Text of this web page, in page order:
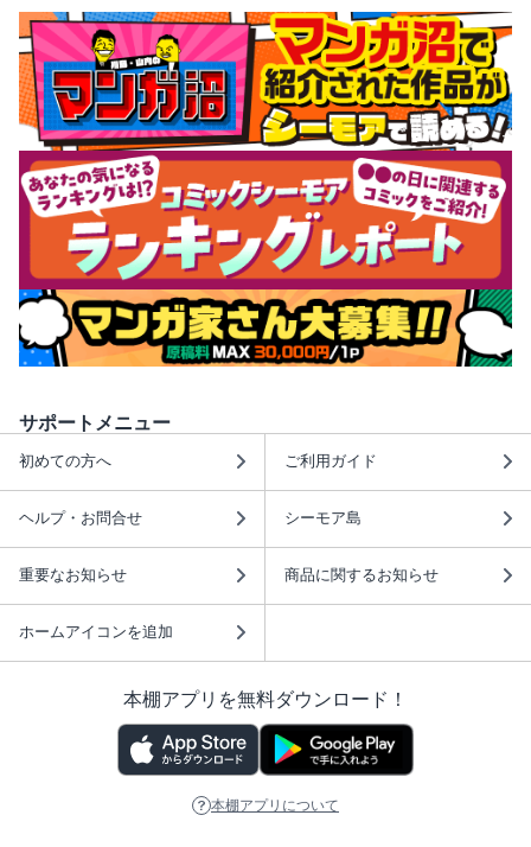
サポートメニュー
初めての方へ ご利用ガイド
ヘルプ・お問合せ シーモア島
重要なお知らせ 商品に関するお知らせ
ホームアイコンを追加
本棚アプリを無料ダウンロード！
本棚アプリについて